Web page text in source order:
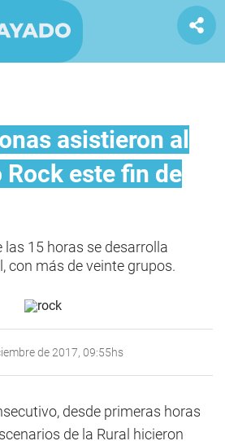
asistieron al
este fin de
las 15 horas se desarrolla
con más de veinte grupos.
de 2017, 09:55hs
desde primeras horas
de la Rural hicieron